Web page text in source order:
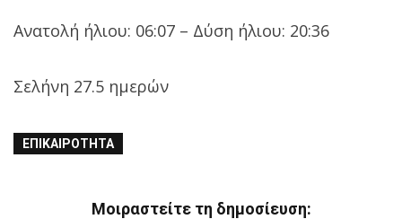
Ανατολή ήλιου: 06:07 – Δύση ήλιου: 20:36
Σελήνη 27.5 ημερών
ΕΠΙΚΑΙΡΌΤΗΤΑ
Μοιραστείτε τη δημοσίευση: